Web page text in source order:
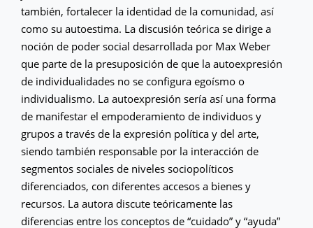
también, fortalecer la identidad de la comunidad, así
como su autoestima. La discusión teórica se dirige a
noción de poder social desarrollada por Max Weber
que parte de la presuposición de que la autoexpresión
de individualidades no se configura egoísmo o
individualismo. La autoexpresión sería así una forma
de manifestar el empoderamiento de individuos y
grupos a través de la expresión política y del arte,
siendo también responsable por la interacción de
segmentos sociales de niveles sociopolíticos
diferenciados, con diferentes accesos a bienes y
recursos. La autora discute teóricamente las
diferencias entre los conceptos de “cuidado” y “ayuda”